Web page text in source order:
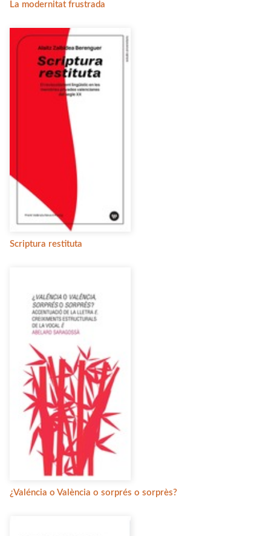
La modernitat frustrada
Scriptura restituta
¿Valéncia o València o sorprés o sorprès?